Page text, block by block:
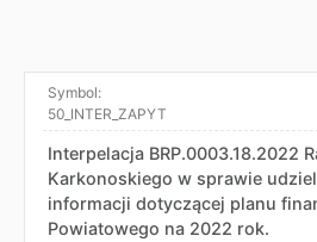
Symbol:
50_INTER_ZAPYT
Interpelacja BRP.0003.18.2022
Karkonoskiego w sprawie
informacji dotyczącej planu
Powiatowego na 2022 rok.